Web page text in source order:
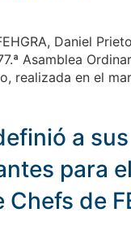
Daniel
Asamblea
realizada en el
a sus
para
Chefs de